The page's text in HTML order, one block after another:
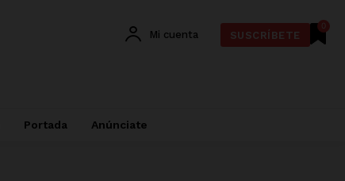
0
Mi cuenta SUSCRÍBETE
Portada Anúnciate